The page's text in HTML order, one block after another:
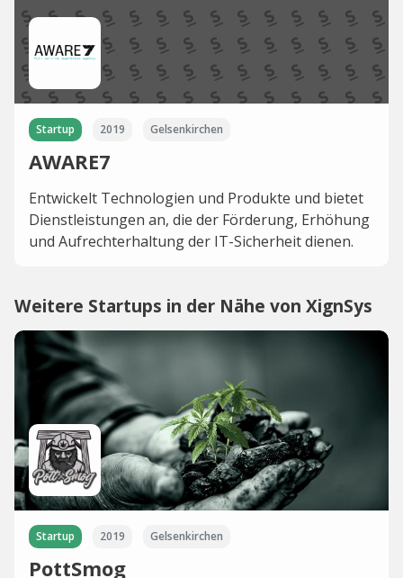
Startup 2019 Gelsenkirchen
AWARE7
Entwickelt Technologien und Produkte und bietet
Dienstleistungen an, die der Förderung, Erhöhung
und Aufrechterhaltung der IT-Sicherheit dienen.
Weitere Startups in der Nähe von XignSys
Startup 2019 Gelsenkirchen
PottSmog